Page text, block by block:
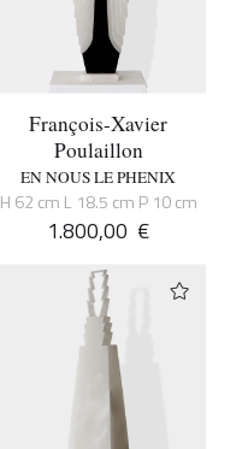
François-Xavier
Poulaillon
EN NOUS LE PHENIX
H 62 cm L 18.5 cm P 10 cm
1.800,00 €